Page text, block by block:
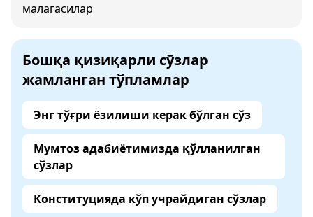
малагасилар
Бошқа қизиқарли сўзлар
жамланган тўпламлар
Энг тўғри ёзилиши керак бўлган сўз
Мумтоз адабиётимизда қўлланилган
сўзлар
Конституцияда кўп учрайдиган сўзлар